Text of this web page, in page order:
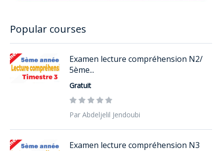
Popular courses
Examen lecture compréhension N2/
5ème...
Gratuit
Par Abdeljelil Jendoubi
Examen lecture compréhension N3